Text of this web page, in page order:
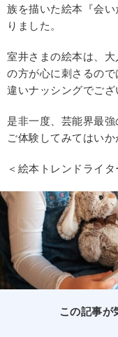
族を描いた絵本『会
りました。
室井さまの絵本は、
の方が心に刺さるの
違いナッシングでござ
是非一度、芸能界最
ご体験してみてはいか
＜絵本トレンドライ
この記事が